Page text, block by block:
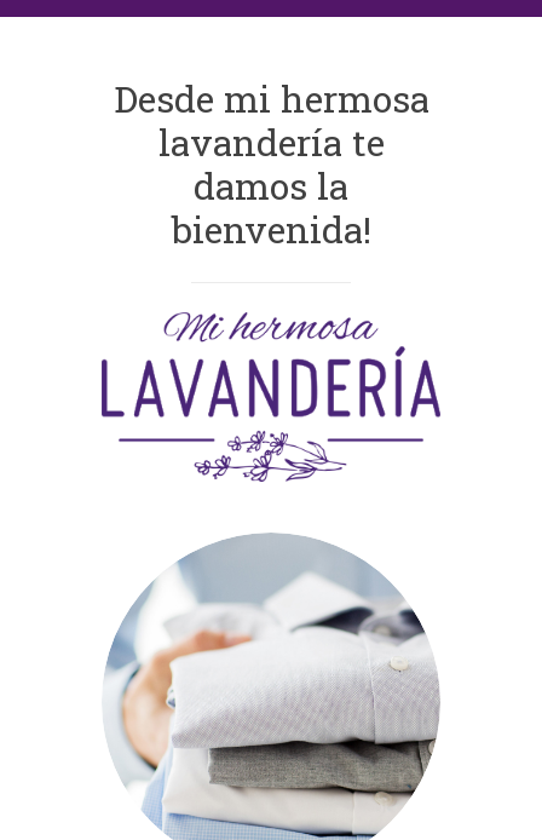
Desde mi hermosa
lavandería te
damos la
bienvenida!